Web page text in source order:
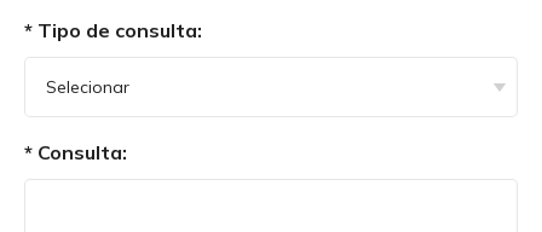
* Tipo de consulta:
* Consulta: